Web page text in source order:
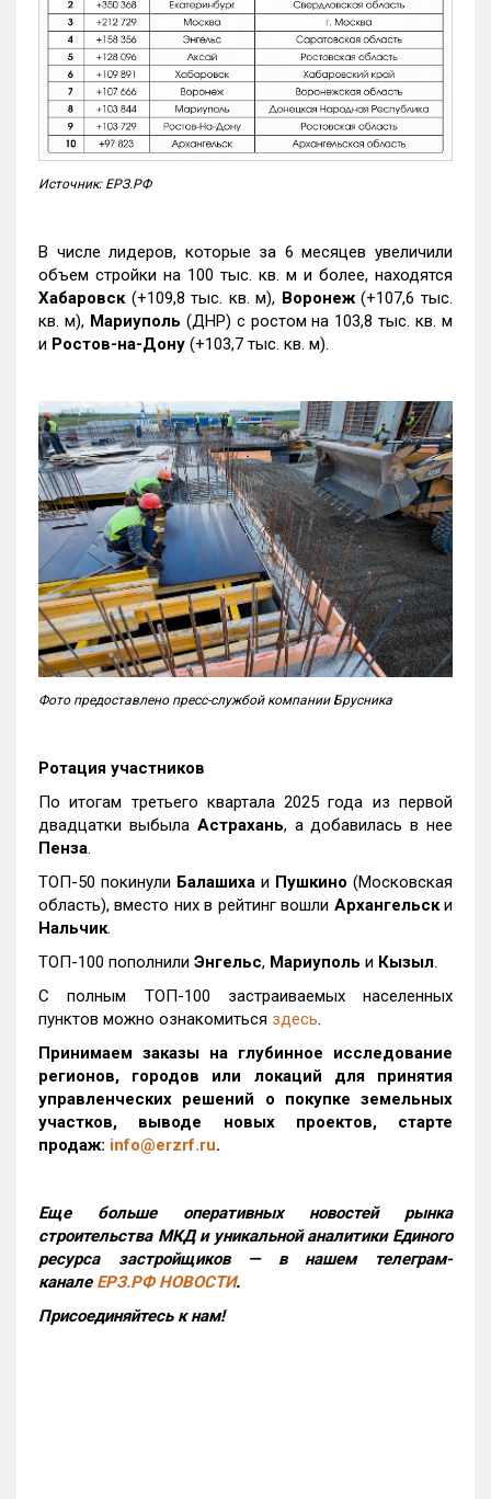
Источник: ЕРЗ.РФ
В числе лидеров, которые за 6 месяцев увеличили
объем стройки на 100 тыс. кв. м и более, находятся
Хабаровск (+109,8 тыс. кв. м), Воронеж(+107,6 тыс.
кв. м), Мариуполь (ДНР) с ростом на 103,8 тыс. кв. м
и Ростов-на-Дону (+103,7 тыс. кв. м).
Фото предоставлено пресс-службой компании Брусника
Ротация участников
По итогам третьего квартала 2025 года из первой
двадцатки выбыла Астрахань, а добавилась в нее
Пенза.
ТОП-50 покинули Балашиха и Пушкино (Московская
область), вместо них в рейтинг вошли Архангельски
Нальчик.
ТОП-100 пополнили Энгельс, Мариуполь и Кызыл.
С полным ТОП-100 застраиваемых населенных
пунктов можно ознакомиться здесь.
Принимаем заказы на глубинное исследование
регионов, городов или локаций для принятия
управленческих решений о покупке земельных
участков, выводе новых проектов, старте
продаж: info@erzrf.ru.
Еще больше оперативных новостей рынка
строительства МКД и уникальной аналитики Единого
ресурса застройщиков — в нашем телеграм-
канале ЕРЗ.РФ НОВОСТИ.
Присоединяйтесь к нам!